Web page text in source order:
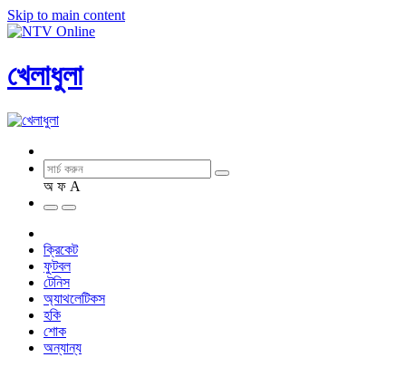
Skip to main content
খেলাধুলা
অ ফ A
ক্রিকেট
ফুটবল
টেনিস
অ্যাথলেটিকস
হকি
শোক
অন্যান্য